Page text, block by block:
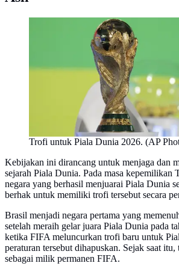
Trofi untuk Piala Dunia 2026. (AP
Kebijakan ini dirancang untuk menjaga dan
sejarah Piala Dunia. Pada masa kepemilikan
negara yang berhasil menjuarai Piala Dunia
berhak untuk memiliki trofi tersebut secara
Brasil menjadi negara pertama yang
setelah meraih gelar juara Piala Dunia pada
ketika FIFA meluncurkan trofi baru untuk
peraturan tersebut dihapuskan. Sejak saat
sebagai milik permanen FIFA.